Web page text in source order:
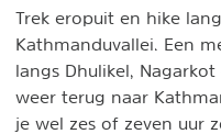
Trek eropuit en hike
Kathmanduvallei. Een
langs Dhulikel,
weer terug naar
je wel zes of zeven uur